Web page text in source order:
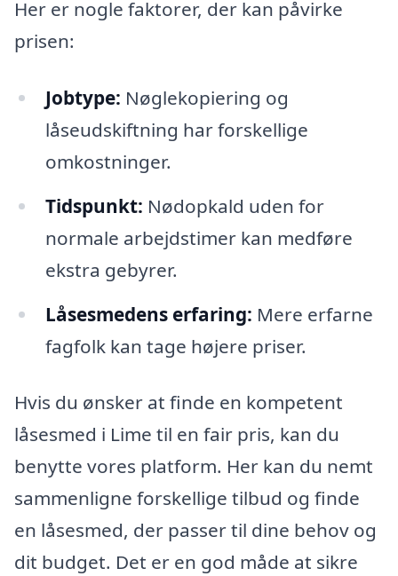
Her er nogle faktorer, der kan påvirke
prisen:
Jobtype: Nøglekopiering og
låseudskiftning har forskellige
omkostninger.
Tidspunkt: Nødopkald uden for
normale arbejdstimer kan medføre
ekstra gebyrer.
Låsesmedens erfaring: Mere erfarne
fagfolk kan tage højere priser.
Hvis du ønsker at finde en kompetent
låsesmed i Lime til en fair pris, kan du
benytte vores platform. Her kan du nemt
sammenligne forskellige tilbud og finde
en låsesmed, der passer til dine behov og
dit budget. Det er en god måde at sikre